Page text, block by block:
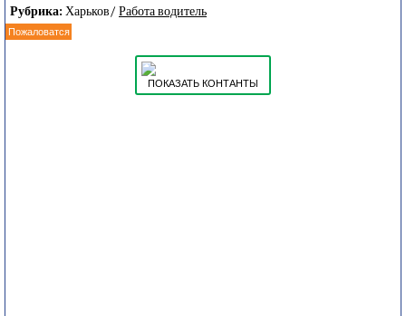
Рубрика: Харьков/ Работа водитель
Пожаловатся
ПОКАЗАТЬ КОНТАНТЫ